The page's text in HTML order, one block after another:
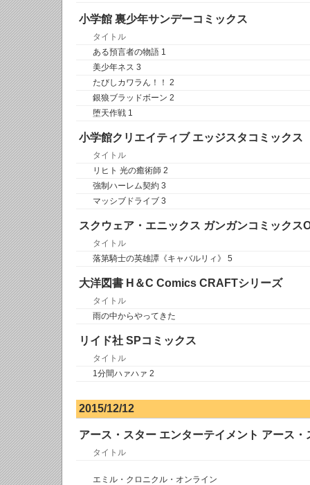
小学館 裏少年サンデーコミックス
タイトル
ある預言者の物語 1
美少年ネス 3
たびしカワラん！！ 2
銀狼ブラッドボーン 2
堕天作戦 1
小学館クリエイティブ エッジスタコミックス
タイトル
リヒト 光の癒術師 2
強制ハーレム契約 3
マッシブドライブ 3
スクウェア・エニックス ガンガンコミックス
タイトル
落第騎士の英雄譚《キャバルリィ》 5
大洋図書 H＆C Comics CRAFTシリーズ
タイトル
雨の中からやってきた
リイド社 SPコミックス
タイトル
1分間ハァハァ 2
2015/12/12
アース・スター エンターテイメント アース
タイトル
エミル・クロニクル・オンライン